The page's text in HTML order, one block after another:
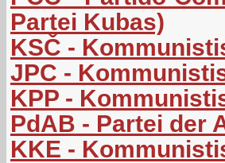
Partei Kubas)
KSČ -
JPC -
KPP -
PdAB - Partei der
KKE -